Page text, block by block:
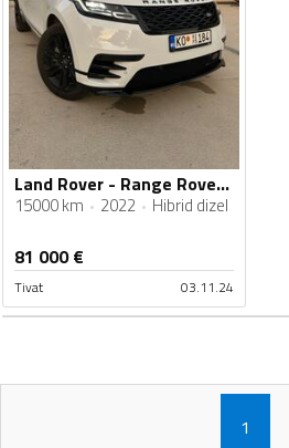
Land Rover - Range Rover Velar - 2.0 TD4 R-Dynamic S
15000 km 2022 Hibrid dizel
81 000€
Tivat 03.11.24
1